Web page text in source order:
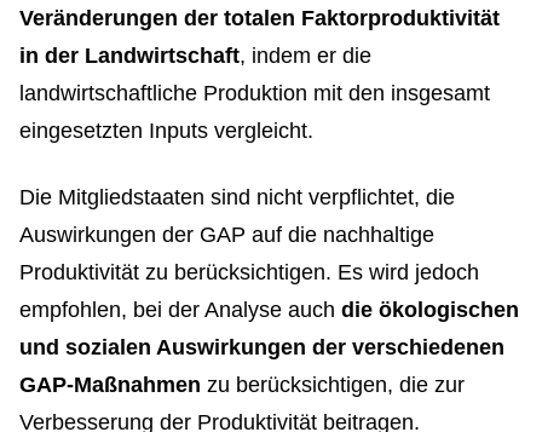
Veränderungen der totalen Faktorproduktivität
in der Landwirtschaft, indem er die
landwirtschaftliche Produktion mit den insgesamt
eingesetzten Inputs vergleicht.
Die Mitgliedstaaten sind nicht verpflichtet, die
Auswirkungen der GAP auf die nachhaltige
Produktivität zu berücksichtigen. Es wird jedoch
empfohlen, bei der Analyse auch die ökologischen
und sozialen Auswirkungen der verschiedenen
GAP-Maßnahmen zu berücksichtigen, die zur
Verbesserung der Produktivität beitragen.